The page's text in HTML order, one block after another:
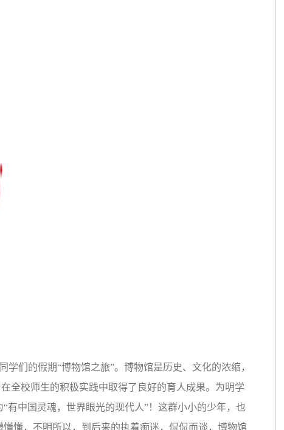
们的假期“博物馆之旅”。博物馆是历史、文化的浓缩，
全校师生的积极实践中取得了良好的育人成果。为明学
有中国灵魂，世界眼光的现代人”！这群小小的少年，也
懂，不明所以，到后来的执着痴迷，侃侃而谈，博物馆